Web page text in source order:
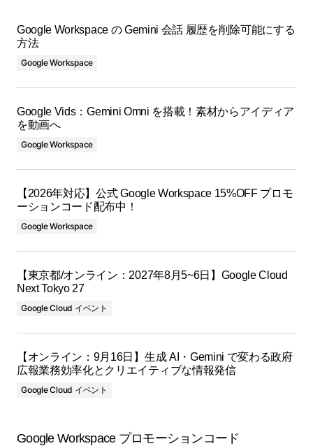
Google Workspace の Gemini 会話 履歴を削除可能にする
方法
Google Workspace
Google Vids：Gemini Omni を搭載！素材からアイディア
を動画へ
Google Workspace
【2026年対応】公式 Google Workspace 15%OFF プロモ
ーションコード配布中！
Google Workspace
【東京都/オンライン：2027年8月5~6日】Google Cloud
Next Tokyo 27
Google Cloud イベント
【オンライン：9月16日】生成 AI・Gemini で変わる政府
広報業務効率化とクリエイティブな情報発信
Google Cloud イベント
Google Workspace プロモーションコード